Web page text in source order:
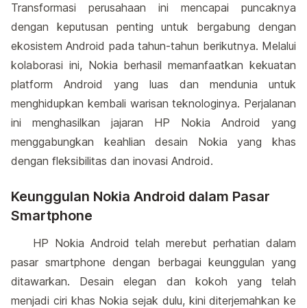
Transformasi perusahaan ini mencapai puncaknya
dengan keputusan penting untuk bergabung dengan
ekosistem Android pada tahun-tahun berikutnya. Melalui
kolaborasi ini, Nokia berhasil memanfaatkan kekuatan
platform Android yang luas dan mendunia untuk
menghidupkan kembali warisan teknologinya. Perjalanan
ini menghasilkan jajaran HP Nokia Android yang
menggabungkan keahlian desain Nokia yang khas
dengan fleksibilitas dan inovasi Android.
Keunggulan Nokia Android dalam Pasar
Smartphone
HP Nokia Android telah merebut perhatian dalam
pasar smartphone dengan berbagai keunggulan yang
ditawarkan. Desain elegan dan kokoh yang telah
menjadi ciri khas Nokia sejak dulu, kini diterjemahkan ke